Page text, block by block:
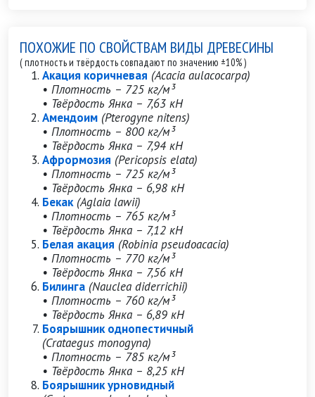
ПОХОЖИЕ ПО СВОЙСТВАМ ВИДЫ ДРЕВЕСИНЫ
( плотность и твёрдость совпадают по значению ±10% )
Акация коричневая (Acacia aulacocarpa)
• Плотность – 725 кг/м³
• Твёрдость Янка – 7,63 кН
Амендоим (Pterogyne nitens)
• Плотность – 800 кг/м³
• Твёрдость Янка – 7,94 кН
Афрормозия (Pericopsis elata)
• Плотность – 725 кг/м³
• Твёрдость Янка – 6,98 кН
Бекак (Aglaia lawii)
• Плотность – 765 кг/м³
• Твёрдость Янка – 7,12 кН
Белая акация (Robinia pseudoacacia)
• Плотность – 770 кг/м³
• Твёрдость Янка – 7,56 кН
Билинга (Nauclea diderrichii)
• Плотность – 760 кг/м³
• Твёрдость Янка – 6,89 кН
Боярышник однопестичный
(Crataegus monogyna)
• Плотность – 785 кг/м³
• Твёрдость Янка – 8,25 кН
Боярышник урновидный